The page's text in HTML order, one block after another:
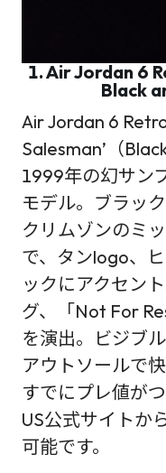
1. Air Jordan 6
Black
Air Jordan 6
Salesman’（
1999年の幻サン
モデル。ブラッ
クリムゾンのミ
で、タンlogo、
ックにアクセン
グ、「Not For
を演出。ビジブ
アウトソールで
すでにプレ値が
US公式サイトか
可能です。